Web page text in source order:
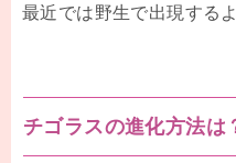
最近では野生で出現する
チゴラスの進化方法は